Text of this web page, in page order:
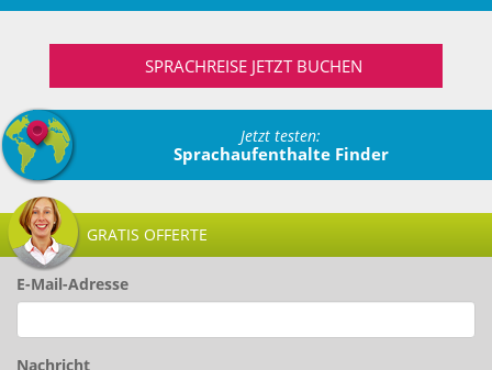
SPRACHREISE JETZT BUCHEN
Jetzt testen:
Sprachaufenthalte Finder
GRATIS OFFERTE
E-Mail-Adresse
Nachricht